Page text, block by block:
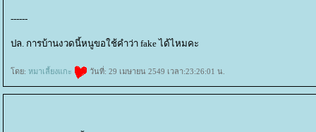
------
ปล. การบ้านงวดนี้หนูขอใช้คำว่า fake ได้ไหมคะ
ดย: หมาเลี้ยงแกะ วันที่: 29 เมษายน 2549 เวลา:23:26:01 น.